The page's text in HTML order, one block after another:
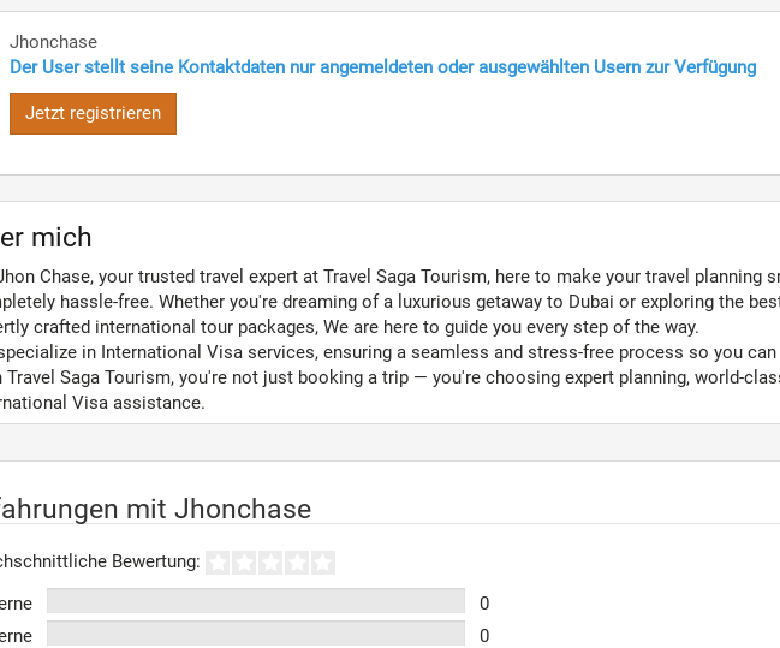
Jhonchase
Der User stellt seine Kontaktdaten nur angemeldeten oder ausgewählten Usern zur Verfügung
Jetzt registrieren
mich
Chase, your trusted travel expert at Travel Saga Tourism, here to make your travel planning
hassle-free. Whether you're dreaming of a luxurious getaway to Dubai or exploring the
crafted international tour packages, We are here to guide you every step of the way.
in International Visa services, ensuring a seamless and stress-free process so you
Travel Saga Tourism, you're not just booking a trip — you're choosing expert planning, world-
Visa assistance.
mit Jhonchase
Bewertung:
0
0